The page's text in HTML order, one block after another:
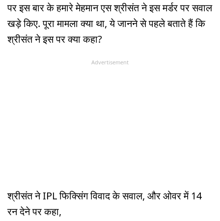
पर इस बार के हमारे मेहमान एस श्रीसंत ने इस मर्डर पर सवाल
खड़े किए. पूरा मामला क्या था, ये जानने से पहले बताते हैं कि
श्रीसंत ने इस पर क्या कहा?
Advertisement
श्रीसंत ने IPL फिक्सिंग विवाद के सवाल, और ओवर में 14
रन देने पर कहा,